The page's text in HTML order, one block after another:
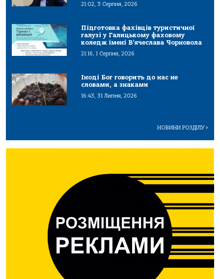
21:02, 3 Серпня, 2026
Підготовка фахівців туристичної
галузі у Галицькому фаховому
коледж імені В’ячеслава Чорновола
21:16, 1 Серпня, 2026
Іноді Бог говорить до нас не
словами, а знаками
16:43, 31 Липня, 2026
НОВИНИ РОЗДІЛУ>